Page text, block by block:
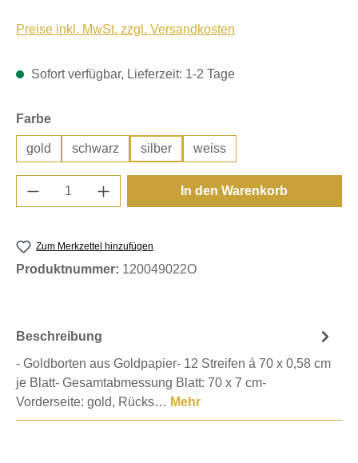
Preise inkl. MwSt. zzgl. Versandkosten
Sofort verfügbar, Lieferzeit: 1-2 Tage
Farbeauswählen
gold schwarz silber weiss
Produkt Anzahl: Gib den gewünschten
In den Warenkorb
Zum Merkzettel hinzufügen
Produktnummer: 120049022O
Beschreibung
- Goldborten aus Goldpapier- 12 Streifen á 70 x 0,58 cm
je Blatt- Gesamtabmessung Blatt: 70 x 7 cm-
Vorderseite: gold, Rücks… Mehr